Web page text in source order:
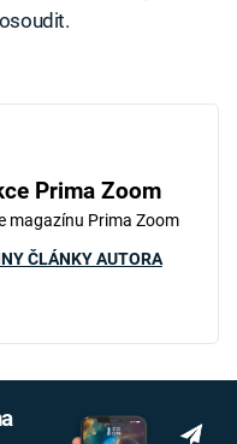
Prima Zoom
magazínu Prima Zoom
ČLÁNKY AUTORA